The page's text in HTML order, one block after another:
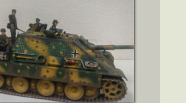
ZOBRAZIT DETAIL